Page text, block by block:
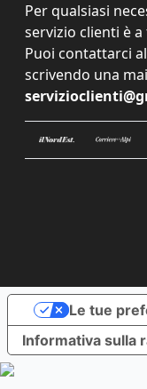
Per qualsiasi
servizio clienti è
Puoi contattarci
scrivendo una
Informativa sulla
Le tue